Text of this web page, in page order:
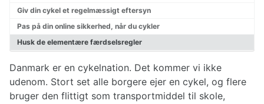
Reparationer af cykel
Nationale cykelruter
Regionale cykelruter
Cykelruter København
Giv din cykel et regelmæssigt eftersyn
Pas på din online sikkerhed, når du cykler
Husk de elementære færdselsregler
Danmark er en cykelnation. Det kommer vi ikke
udenom. Stort set alle borgere ejer en cykel, og flere
bruger den flittigt som transportmiddel til skole,